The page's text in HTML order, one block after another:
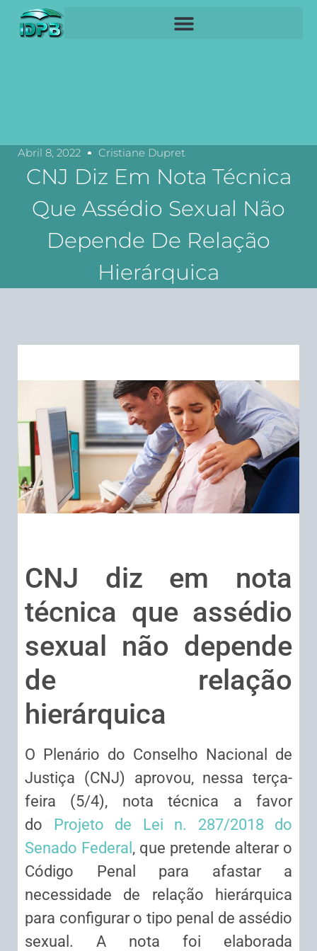
Abril 8, 2022 Cristiane Dupret
CNJ Diz Em Nota Técnica
Que Assédio Sexual Não
Depende De Relação
Hierárquica
CNJ diz em nota
técnica que assédio
sexual não depende
de relação
hierárquica
O Plenário do Conselho Nacional de
Justiça (CNJ) aprovou, nessa terça-
feira (5/4), nota técnica a favor
do Projeto de Lei n. 287/2018 do
Senado Federal , que pretende alterar o
Código Penal para afastar a
necessidade de relação hierárquica
para configurar o tipo penal de assédio
sexual. A nota foi elaborada